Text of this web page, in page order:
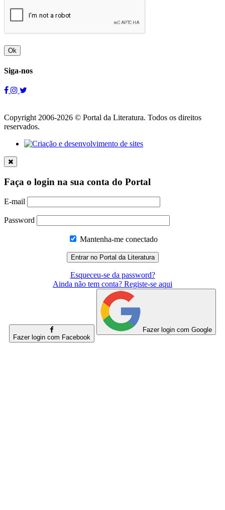
Ok
Siga-nos
Copyright 2006-2026 © Portal da Literatura. Todos os direitos
reservados.
Faça o login na sua conta do Portal
E-mail
Password
Mantenha-me conectado
Esqueceu-se da password?
Ainda não tem conta? Registe-se aqui
Fazer login com Facebook
Fazer login com Google